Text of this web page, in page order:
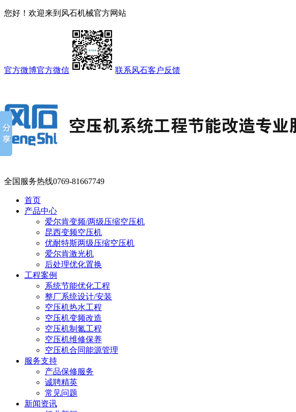
您好！欢迎来到风石机械官方网站
官方微博官方微信 联系风石客户反馈
全国服务热线0769-81667749
首页
产品中心
爱尔肯变频/两级压缩空压机
昆西变频空压机
优耐特斯两级压缩空压机
爱尔肯激光机
后处理优化置换
工程案例
系统节能优化工程
整厂系统设计/安装
空压机热水工程
空压机变频改造
空压机制氮工程
空压机维修保养
空压机合同能源管理
服务支持
产品保修服务
诚聘精英
常见问题
新闻资讯